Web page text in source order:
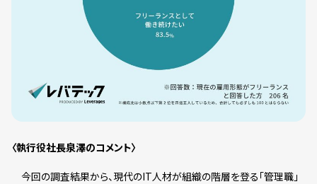
〈執行役社長泉澤のコメント〉
今回の調査結果から、現代のIT人材が組織の階層を登る「管理職」